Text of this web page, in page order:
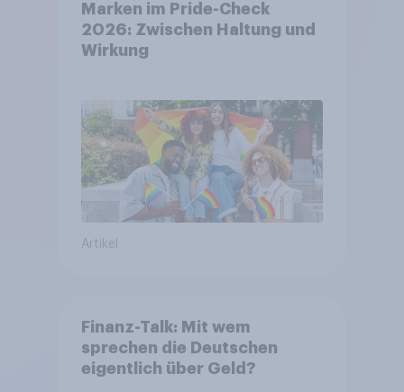
Marken im Pride-Check
2026: Zwischen Haltung und
Wirkung
Artikel
Finanz-Talk: Mit wem
sprechen die Deutschen
eigentlich über Geld?